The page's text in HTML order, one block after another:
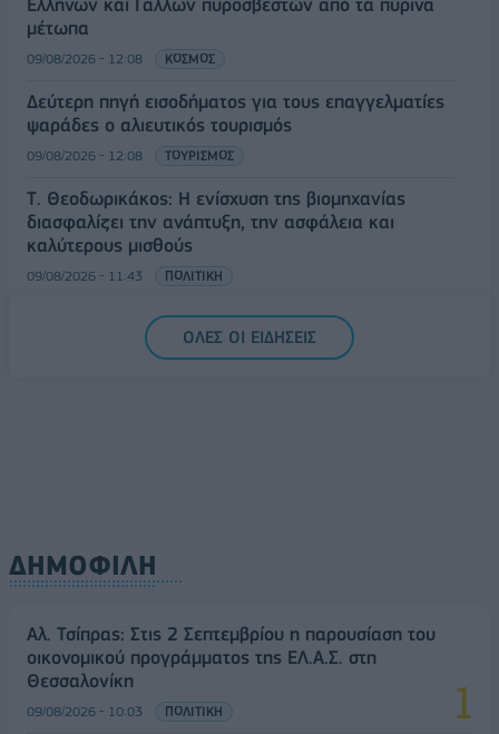
μέτωπα
09/08/2026 - 12:08 ΚΟΣΜΟΣ
Δεύτερη πηγή εισοδήματος για τους επαγγελματίες
ψαράδες ο αλιευτικός τουρισμός
09/08/2026 - 12:08 ΤΟΥΡΙΣΜΟΣ
Τ. Θεοδωρικάκος: Η ενίσχυση της βιομηχανίας
διασφαλίζει την ανάπτυξη, την ασφάλεια και
καλύτερους μισθούς
09/08/2026 - 11:43 ΠΟΛΙΤΙΚΗ
Υπ. Μεταφορών: Οριστική λύση στο ζήτημα των
πινακίδων κυκλοφορίας - Τέλος στις χρονοβόρες
ΟΛΕΣ ΟΙ ΕΙΔΗΣΕΙΣ
ΔΗΜΟΦΙΛΗ
Αλ. Τσίπρας: Στις 2 Σεπτεμβρίου η παρουσίαση του
οικονομικού προγράμματος της ΕΛ.Α.Σ. στη
Θεσσαλονίκη
09/08/2026 - 10:03 ΠΟΛΙΤΙΚΗ